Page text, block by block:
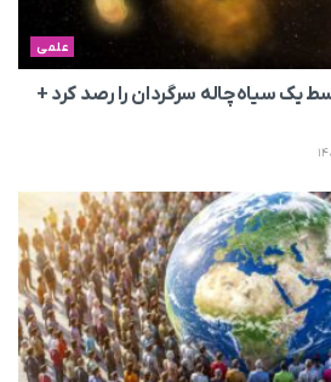
علمی
یک سیاه‌چاله سرگردان را رصد کرد +